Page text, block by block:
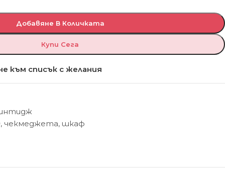
Добавяне В Количката
Купи Сега
към списък с желания
, чекмеджета, шкаф